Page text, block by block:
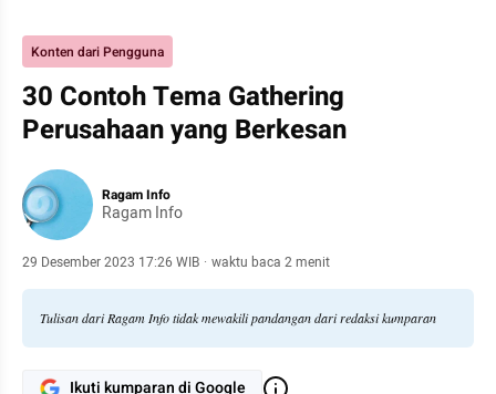
Konten dari Pengguna
30 Contoh Tema Gathering
Perusahaan yang Berkesan
Ragam Info
Ragam Info
29 Desember 2023 17:26 WIB · waktu baca 2 menit
Tulisan dari Ragam Info tidak mewakili pandangan dari redaksi kumparan
Ikuti kumparan di Google